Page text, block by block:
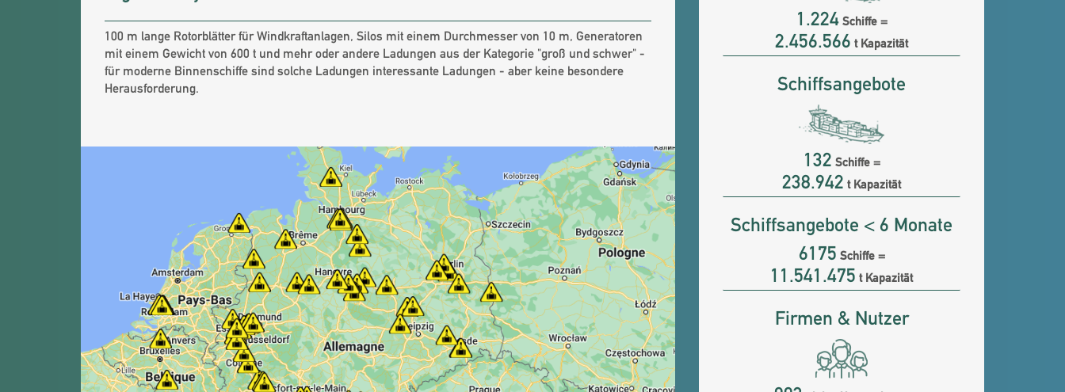
100 m lange Rotorblätter für Windkraftanlagen, Silos mit einem Durchmesser von 10 m, Generatoren
mit einem Gewicht von 600 t und mehr oder andere Ladungen aus der Kategorie "groß und schwer" -
für moderne Binnenschiffe sind solche Ladungen interessante Ladungen - aber keine besondere
Herausforderung.
1.224 Schiffe =
2.456.566 t Kapazität
Schiffsangebote
132 Schiffe =
238.942 t Kapazität
Schiffsangebote < 6 Monate
6175 Schiffe =
11.541.475 t Kapazität
Firmen & Nutzer